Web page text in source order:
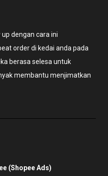
dengan cara ini
order di kedai anda pada
berasa selesa untuk
membantu menjimatkan
(Shopee Ads)